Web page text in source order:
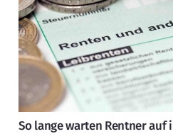
So lange warten Rentner auf